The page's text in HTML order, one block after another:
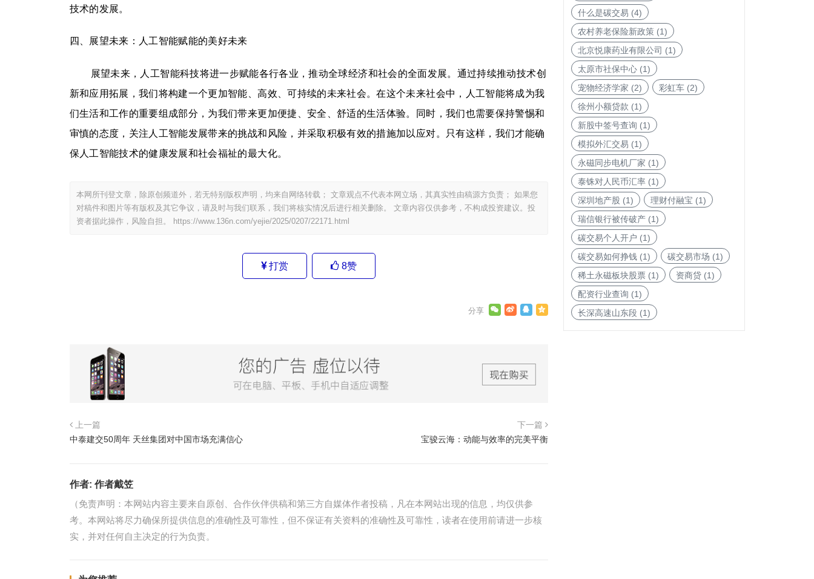
技术的发展。
四、展望未来：人工智能赋能的美好未来
展望未来，人工智能科技将进一步赋能各行各业，推动全球经济和社会的全面发展。通过持续推动技术创
新和应用拓展，我们将构建一个更加智能、高效、可持续的未来社会。在这个未来社会中，人工智能将成为我
们生活和工作的重要组成部分，为我们带来更加便捷、安全、舒适的生活体验。同时，我们也需要保持警惕和
审慎的态度，关注人工智能发展带来的挑战和风险，并采取积极有效的措施加以应对。只有这样，我们才能确
保人工智能技术的健康发展和社会福祉的最大化。
本网所刊登文章，除原创频道外，若无特别版权声明，均来自网络转载； 文章观点不代表本网立场，其真实性由稿源方负责； 如果您
对稿件和图片等有版权及其它争议，请及时与我们联系，我们将核实情况后进行相关删除。 文章内容仅供参考，不构成投资建议。投
资者据此操作，风险自担。
https://www.136n.com/yejie/2025/0207/22171.html
打赏 8赞
上一篇
中泰建交50周年 天丝集团对中国市场充满信心
下一篇
宝骏云海：动能与效率的完美平衡
作者: 作者戴笠
（免责声明：本网站内容主要来自原创、合作伙伴供稿和第三方自媒体作者投稿，凡在本网站出现的信息，均仅供参
考。本网站将尽力确保所提供信息的准确性及可靠性，但不保证有关资料的准确性及可靠性，读者在使用前请进一步核
实，并对任何自主决定的行为负责。
什么是碳交易 (4)
农村养老保险新政策(1)
北京悦康药业有限公司 (1)
太原市社保中心(1)
宠物经济学家 (2) 彩虹车(2)
徐州小额贷款 (1)
新股中签号查询 (1)
模拟外汇交易 (1)
永磁同步电机厂家 (1)
泰铢对人民币汇率(1)
深圳地产股 (1) 理财付融宝 (1)
瑞信银行被传破产(1)
碳交易个人开户 (1)
碳交易如何挣钱(1) 碳交易市场 (1)
稀土永磁板块股票(1) 资商贷(1)
配资行业查询 (1)
长深高速山东段(1)